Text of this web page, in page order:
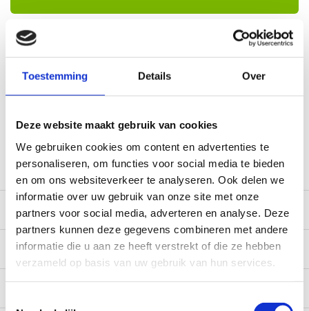
Toestemming Details Over
Deze website maakt gebruik van cookies
We gebruiken cookies om content en advertenties te
personaliseren, om functies voor social media te bieden
en om ons websiteverkeer te analyseren. Ook delen we
informatie over uw gebruik van onze site met onze
partners voor social media, adverteren en analyse. Deze
partners kunnen deze gegevens combineren met andere
informatie die u aan ze heeft verstrekt of die ze hebben
verzameld op basis van uw gebruik van hun services.
Voor 12:00 besteld, doorgaans dezelfde dag verzonden
(werkdagen, normale pakketten naar NL/BE/DE)
World wide shipping (normal size and weight packages)
Gratis verzending vanaf € 100,- naar NL en BE
verzending. Een deel van de artikelen op voorraad in de
winkel, mail ons voor de beschikbaarheid in de winkel:
service@camperhuis.nl
Beschrijving
Specificaties